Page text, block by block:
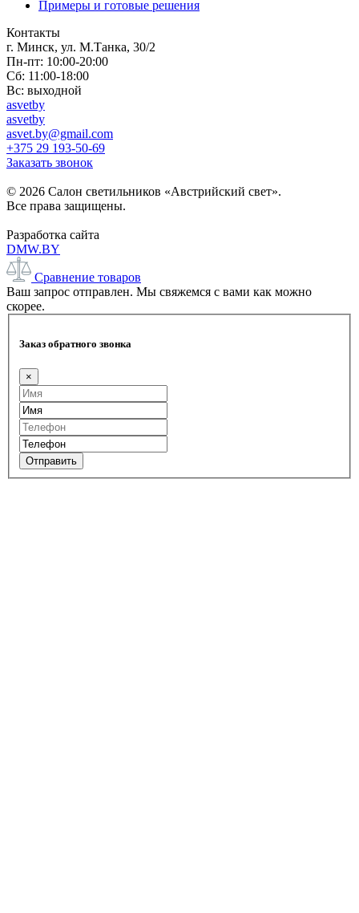
Примеры и готовые решения
Контакты
г. Минск, ул. М.Танка, 30/2
Пн-пт: 10:00-20:00
Сб: 11:00-18:00
Вс: выходной
asvetby
asvetby
asvet.by@gmail.com
+375 29 193-50-69
Заказать звонок
© 2026 Салон светильников «Австрийский свет».
Все права защищены.
Разработка сайта
DMW.BY
Сравнение товаров
Ваш запрос отправлен. Мы свяжемся с вами как можно
скорее.
Заказ обратного звонка
×
Отправить